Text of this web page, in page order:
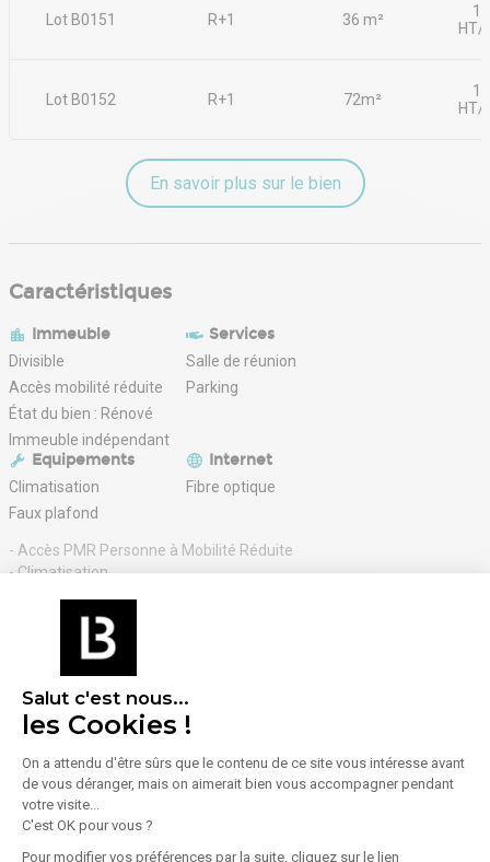
Salut c'est nous...
les Cookies !
On a attendu d'être sûrs que le contenu de ce site vous intéresse avant
de vous déranger, mais on aimerait bien vous accompagner pendant
votre visite...
C'est OK pour vous ?
Pour modifier vos préférences par la suite, cliquez sur le lien
Lot B0151 R+1 36 m²
HT/
Lot B0152 R+1 72m²
HT/
En savoir plus sur le bien
Caractéristiques
Immeuble
Divisible
Accès mobilité réduite
État du bien : Rénové
Immeuble indépendant
Services
Salle de réunion
Parking
Equipements
Climatisation
Faux plafond
Internet
Fibre optique
- Accès PMR Personne à Mobilité Réduite
- Climatisation
- Fibre optique
- Immeuble indépendant
- Installation électrique existante
- Issue de secours
- Open Space
- Salle de réunion
- Possibilité parking sous-sol : 1400 € HT/unité/an
Afficher plus d'informations
Location Bureaux 85 m² à 170 m²